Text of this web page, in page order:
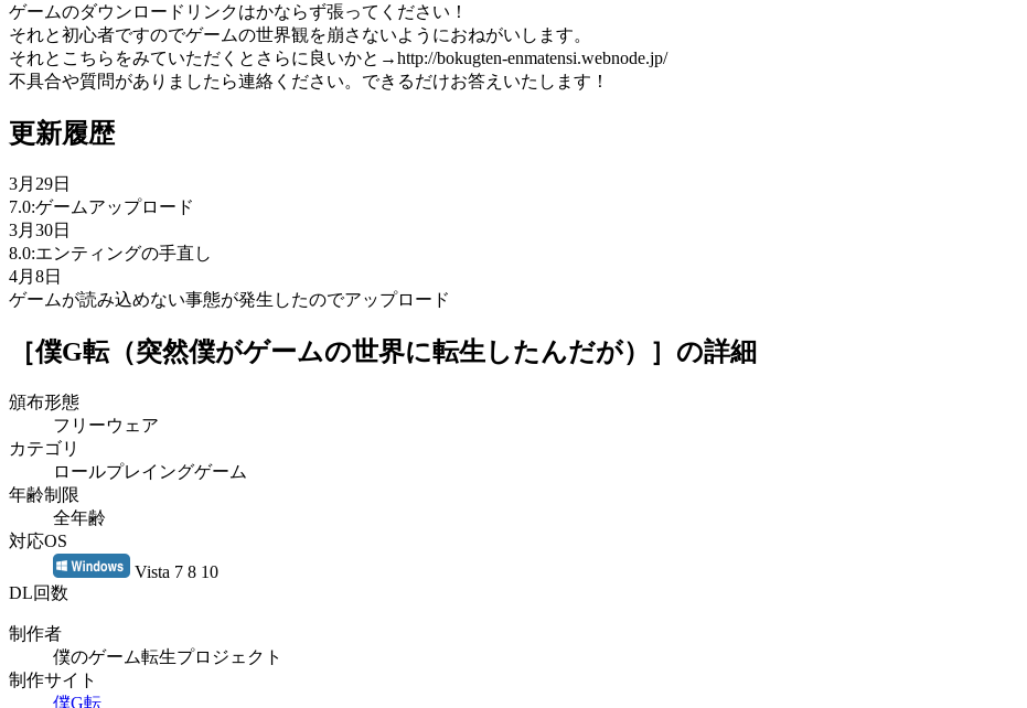
ゲームのダウンロードリンクはかならず張ってください！
それと初心者ですのでゲームの世界観を崩さないようにおねがいします。
それとこちらをみていただくとさらに良いかと→http://bokugten-enmatensi.webnode.jp/
不具合や質問がありましたら連絡ください。できるだけお答えいたします！
更新履歴
3月29日
7.0:ゲームアップロード
3月30日
8.0:エンティングの手直し
4月8日
ゲームが読み込めない事態が発生したのでアップロード
［僕G転（突然僕がゲームの世界に転生したんだが）］ の詳細
頒布形態
フリーウェア
カテゴリ
ロールプレイングゲーム
年齢制限
全年齢
対応OS
Vista 7 8 10
DL回数
制作者
僕のゲーム転生プロジェクト
制作サイト
僕G転